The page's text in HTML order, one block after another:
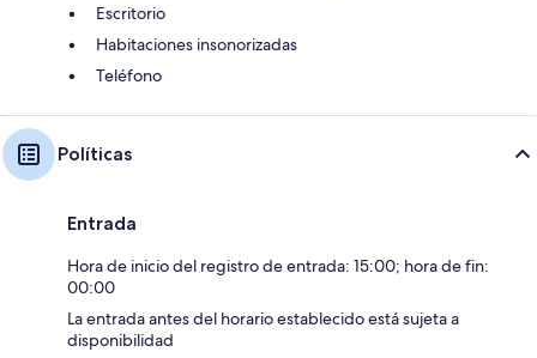
Escritorio
Habitaciones insonorizadas
Teléfono
Políticas
Entrada
Hora de inicio del registro de entrada: 15:00; hora de fin:
00:00
La entrada antes del horario establecido está sujeta a
disponibilidad